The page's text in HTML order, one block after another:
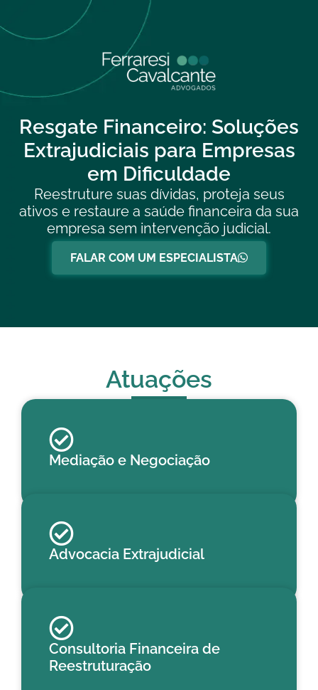
Resgate Financeiro: Soluções
Extrajudiciais para Empresas
em Dificuldade
Reestruture suas dívidas, proteja seus
ativos e restaure a saúde financeira da sua
empresa sem intervenção judicial.
FALAR COM UM ESPECIALISTA
Atuações
Mediação e Negociação​
Advocacia Extrajudicial​
Consultoria Financeira de
Reestruturação​